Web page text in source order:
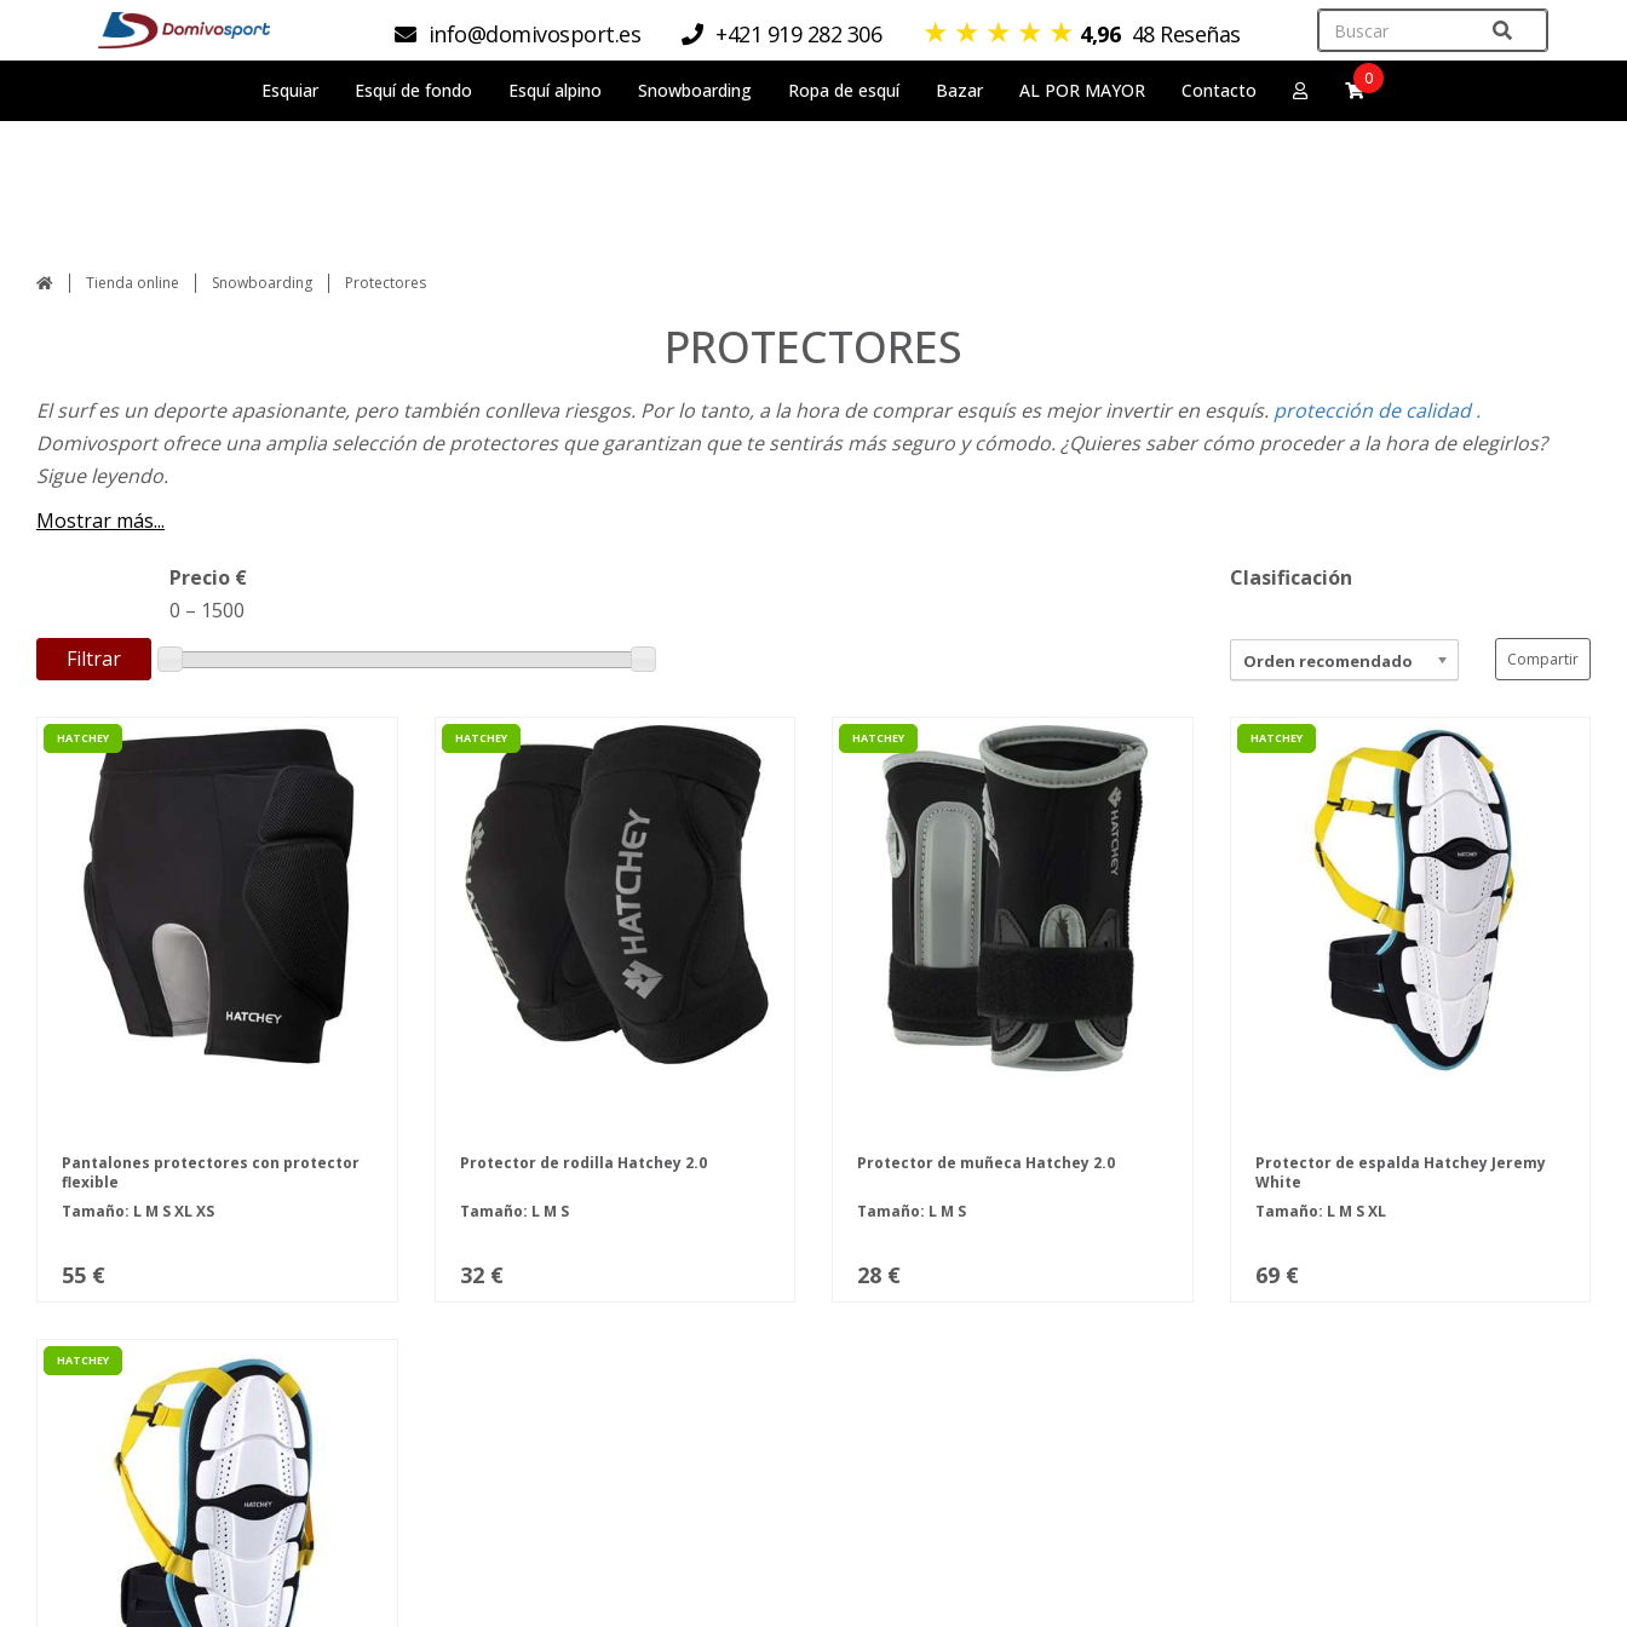
info@domivosport.es +421 919 282 306 ★ ★ ★ ★ ★ 4,96 48 Reseñas
Esquiar Esquí de fondo Esquí alpino Snowboarding Ropa de esquí Bazar AL POR MAYOR Contacto
0
Tienda online Snowboarding Protectores
PROTECTORES
El surf es un deporte apasionante, pero también conlleva riesgos. Por lo tanto, a la hora de comprar esquís es mejor invertir en esquís. protección de calidad .
Domivosport ofrece una amplia selección de protectores que garantizan que te sentirás más seguro y cómodo. ¿Quieres saber cómo proceder a la hora de elegirlos?
Sigue leyendo.
Mostrar más...
Filtrar
Precio €
0 – 1500
Clasificación
Orden recomendado Compartir
HATCHEY
Pantalones protectores con protector
flexible
Tamaño: L M SXLXS
55 €
HATCHEY
Protector de rodilla Hatchey 2.0
Tamaño: L M S
32 €
HATCHEY
Protector de muñeca Hatchey 2.0
Tamaño: L M S
28 €
HATCHEY
Protector de espalda Hatchey Jeremy
White
Tamaño: L M SXL
69 €
HATCHEY